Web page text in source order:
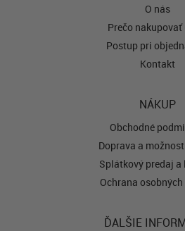
O nás
Prečo nakupovať
Postup pri
Kontakt
NÁKUP
Obchodné
Doprava a
Splátkový predaj a
Ochrana
ĎALŠIE